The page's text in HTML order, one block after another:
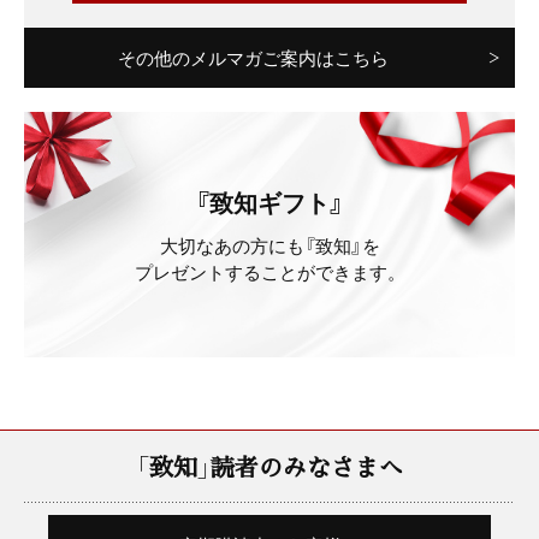
その他のメルマガご案内はこちら
『致知ギフト』
大切なあの方にも『致知』を
プレゼントすることができます。
「致知」読者のみなさまへ